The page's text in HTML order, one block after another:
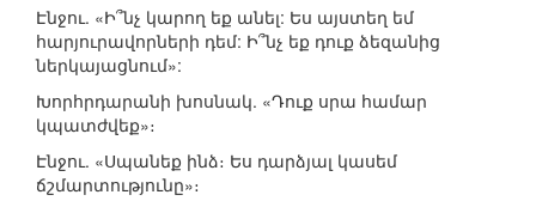
Էնջու. «Ի՞նչ կարող եք անել: Ես այստեղ եմ
հարյուրավորների դեմ: Ի՞նչ եք դուք ձեզանից
ներկայացնում»:
Խորհրդարանի խոսնակ. «Դուք սրա համար
կպատժվեք»։
Էնջու. «Սպանեք ինձ։ Ես դարձյալ կասեմ
ճշմարտությունը»։